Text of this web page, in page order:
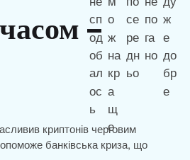
–
криптонів черговим
банківська криза, що